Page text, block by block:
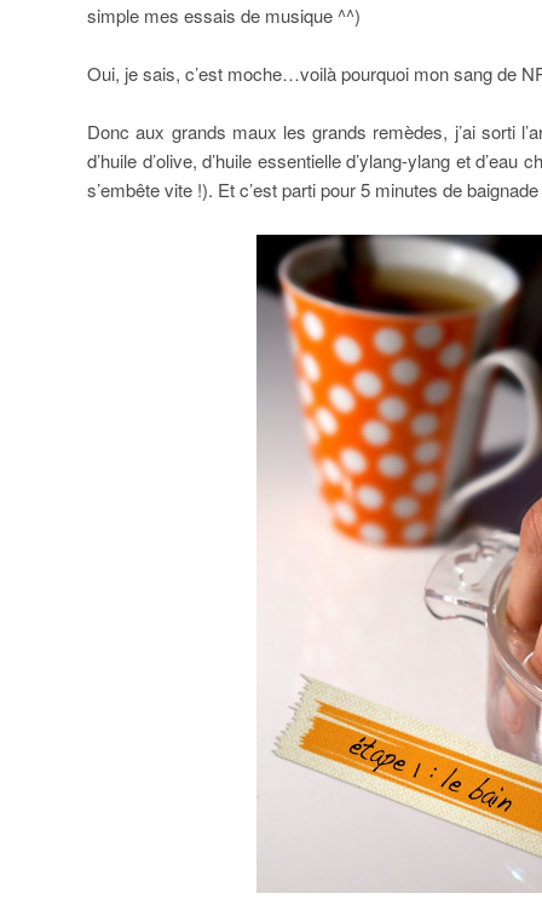
simple mes essais de musique ^^)
Oui, je sais, c’est moche…voilà pourquoi mon sang de
Donc aux grands maux les grands remèdes, j’ai sorti
d’huile d’olive, d’huile essentielle d’ylang-ylang et
s’embête vite !). Et c’est parti pour 5 minutes de